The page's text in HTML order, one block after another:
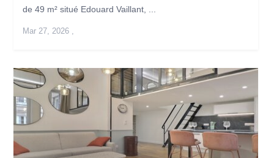
de 49 m² situé Edouard Vaillant, ...
Mar 27, 2026,